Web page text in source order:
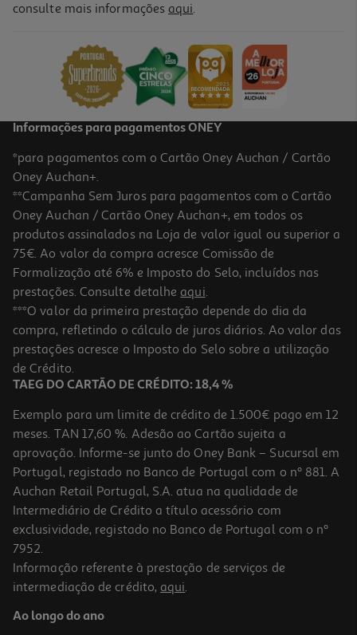
consulte mais informações aqui.
Informações para pagamentos ONEY
*para pagamentos com o Cartão Oney Auchan / Cartão
Oney Auchan+.
**Campanha Sem Juros para pagamentos com o Cartão
Oney Auchan / Cartão Oney Auchan+, em todos os
produtos assinalados na Loja de valor igual ou superior a
75€. Ao valor da compra acresce Comissão de
Formalização até 6% e Imposto do Selo, incluídos nas
prestações. Consulte detalhe aqui.
***O valor da primeira prestação depende do dia da
compra, refletindo o cálculo de juros diários. Ao valor das
prestações acresce o Imposto do Selo sobre a utilização
de Crédito.
TAEG DO CARTÃO DE CRÉDITO: 18,4 %
Exemplo para um limite de crédito de 1.500€ pago em 12
meses. TAN 17,60 %. Adesão ao Cartão sujeita a
aprovação. Informe-se junto do Oney Bank – Sucursal em
Portugal, registado no Banco de Portugal com o nº 881. A
Auchan Retail Portugal, S.A. atua na qualidade de
Intermediário de Crédito a título acessório com
exclusividade, registado no Banco de Portugal com o nº
7952.
Informação referente à prestação de serviços de
intermediação de crédito, aqui.
Ao longo do ano